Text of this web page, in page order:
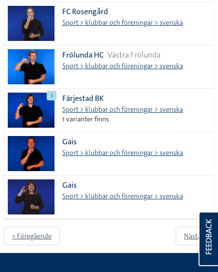
FC Rosengård
Sport > klubbar och föreningar > svenska
Frölunda HC Västra Frölunda
Sport > klubbar och föreningar > svenska
1 Färjestad BK
Sport > klubbar och föreningar > svenska
1 varianter finns
Gais
Sport > klubbar och föreningar > svenska
Gais
Sport > klubbar och föreningar > svenska
« Föregående Nästa » FEEDBACK